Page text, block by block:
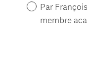
Par
membre